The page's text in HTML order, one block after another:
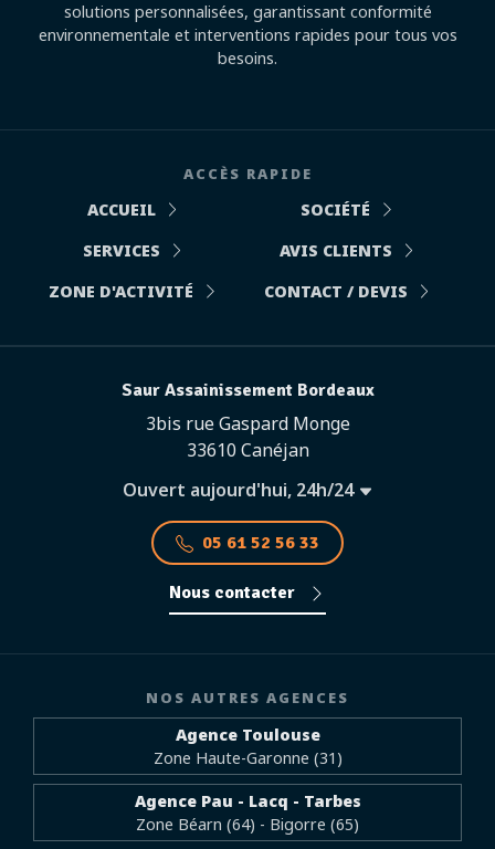
solutions personnalisées, garantissant conformité
environnementale et interventions rapides pour tous vos
besoins.
ACCÈS RAPIDE
ACCUEIL
SOCIÉTÉ
SERVICES
AVIS CLIENTS
ZONE D'ACTIVITÉ
CONTACT / DEVIS
Saur Assainissement Bordeaux
3bis rue Gaspard Monge
33610 Canéjan
Ouvert aujourd'hui, 24h/24
05 61 52 56 33
Nous contacter
NOS AUTRES AGENCES
Agence Toulouse
Zone Haute-Garonne (31)
Agence Pau - Lacq - Tarbes
Zone Béarn (64) - Bigorre (65)